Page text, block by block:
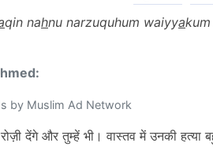
qin nahnu narzuquhum waiyya
by Muslim Ad Network
देंगे और तुम्हें भी। वास्तव में उनकी हत्या